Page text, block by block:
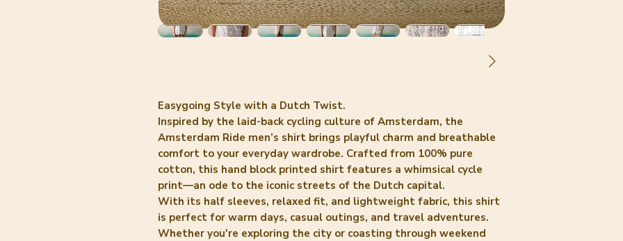
Easygoing Style with a Dutch Twist.
Inspired by the laid-back cycling culture of Amsterdam, the
Amsterdam Ride men’s shirt brings playful charm and breathable
comfort to your everyday wardrobe. Crafted from 100% pure
cotton, this hand block printed shirt features a whimsical cycle
print—an ode to the iconic streets of the Dutch capital.
With its half sleeves, relaxed fit, and lightweight fabric, this shirt
is perfect for warm days, casual outings, and travel adventures.
Whether you're exploring the city or coasting through weekend